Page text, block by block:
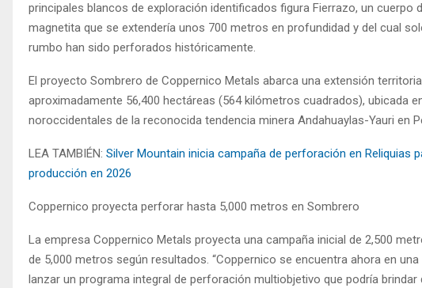
principales blancos de exploración identificados figura Fierrazo, un cuerpo
magnetita que se extendería unos 700 metros en profundidad y del cual
rumbo han sido perforados históricamente.
El proyecto Sombrero de Coppernico Metals abarca una extensión
aproximadamente 56,400 hectáreas (564 kilómetros cuadrados), ubicada
noroccidentales de la reconocida tendencia minera Andahuaylas-Yauri en
LEA TAMBIÉN: Silver Mountain inicia campaña de perforación en Reliquias
producción en 2026
Coppernico proyecta perforar hasta 5,000 metros en Sombrero
La empresa Coppernico Metals proyecta una campaña inicial de 2,500
de 5,000 metros según resultados. “Coppernico se encuentra ahora en
lanzar un programa integral de perforación multiobjetivo que podría brindar